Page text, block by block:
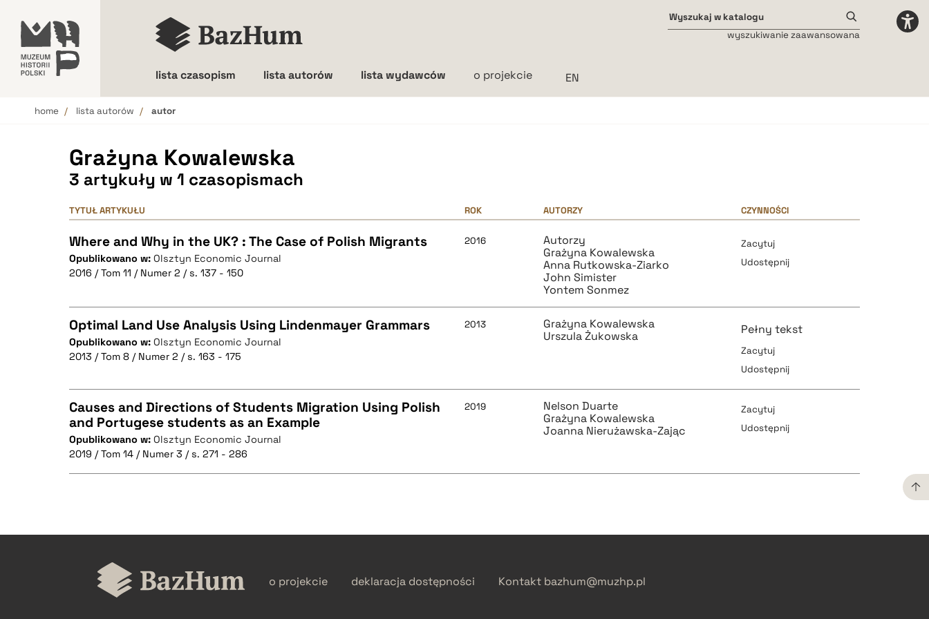
lista czasopism lista autorów lista wydawców o projekcie
wyszukiwanie zaawansowana
home lista autorów autor
Grażyna Kowalewska
3 artykuły w 1 czasopismach
TYTUŁ ARTYKUŁU ROK AUTORZY CZYNNOŚCI
Where and Why in the UK? : The Case of Polish Migrants
Opublikowano w: Olsztyn Economic Journal
2016 / Tom 11 / Numer 2 / s. 137 - 150
2016
Autorzy
Grażyna Kowalewska
Anna Rutkowska-Ziarko
John Simister
Yontem Sonmez
Zacytuj
Udostępnij
CZYSTY TEKST
pobierz cytat
BIBTEX
Optimal Land Use Analysis Using Lindenmayer Grammars
Opublikowano w: Olsztyn Economic Journal
2013 / Tom 8 / Numer 2 / s. 163 - 175
2013
Grażyna Kowalewska
Urszula Żukowska
Pełny tekst
Zacytuj
Udostępnij
CZYSTY TEKST
pobierz cytat
Causes and Directions of Students Migration Using Polish
and Portugese students as an Example
Opublikowano w: Olsztyn Economic Journal
2019 / Tom 14 / Numer 3 / s. 271 - 286
2019
Nelson Duarte
Grażyna Kowalewska
Joanna Nierużawska-Zając
Zacytuj
Udostępnij
o projekcie deklaracja dostępności Kontakt bazhum@muzhp.pl